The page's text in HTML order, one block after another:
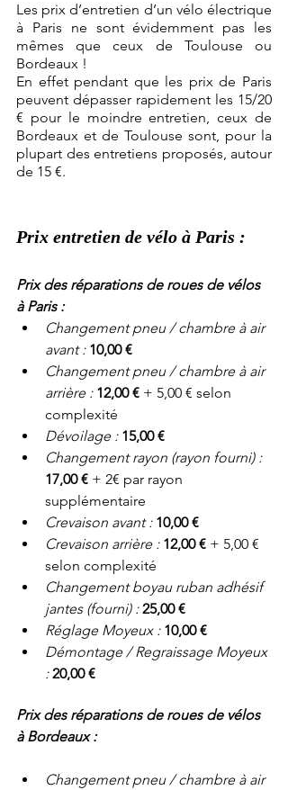
Les prix d’entretien d’un vélo électrique
à Paris ne sont évidemment pas les
mêmes que ceux de Toulouse ou
Bordeaux !
En effet pendant que les prix de Paris
peuvent dépasser rapidement les 15/20
€ pour le moindre entretien, ceux de
Bordeaux et de Toulouse sont, pour la
plupart des entretiens proposés, autour
de 15 €.
Prix entretien de vélo à Paris :
Prix des réparations de roues de vélos
à Paris :
Changement pneu / chambre à air
avant : 10,00 €
Changement pneu / chambre à air
arrière : 12,00 € + 5,00 € selon
complexité
Dévoilage : 15,00 €
Changement rayon (rayon fourni) :
17,00 € + 2€ par rayon
supplémentaire
Crevaison avant : 10,00 €
Crevaison arrière : 12,00 € + 5,00 €
selon complexité
Changement boyau ruban adhésif
jantes (fourni) : 25,00 €
Réglage Moyeux : 10,00 €
Démontage / Regraissage Moyeux
: 20,00 €
Prix des réparations de roues de vélos
à Bordeaux :
Changement pneu / chambre à air